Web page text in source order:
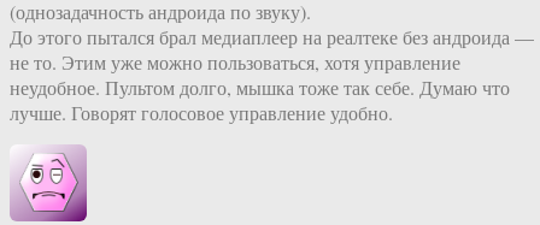
(однозадачность андроида по звуку).
До этого пытался брал медиаплеер на реалтеке без андроида —
не то. Этим уже можно пользоваться, хотя управление
неудобное. Пультом долго, мышка тоже так себе. Думаю что
лучше. Говорят голосовое управление удобно.